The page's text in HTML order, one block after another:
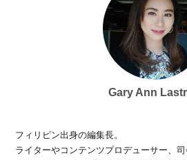
Gary Ann
フィリピン出身の編集長。
ライターやコンテンツプロデューサー、司